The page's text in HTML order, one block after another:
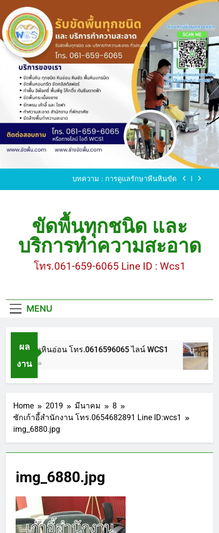
to
content
ขัดพื้นหินขัด อบต.แหลมบัวนครปฐม
ขัดพื้นหินอ่อน โทร.0616596065 ไลน์ WCS1
บทความ : การดูแลรักษาพื้นหินขัด
ขัดพื้นหินขัด อบต.แหลมบัวนครปฐม
ขัดพื้นหินอ่อน โทร.0616596065 ไลน์ WCS1
บทความ : การดูแลรักษาพื้นหินขัด
ขัดพื้นทุกชนิด และ
บริการทำความสะอาด
โทร.061-659-6065 Line ID : Wcs1
MENU
ผล
งาน
ขัดพื้นหินอ่อน โทร.0616596065 ไลน์ WCS1
1 ปี Ago
Home 2019 มีนาคม
8
ซักเก้าอี้สำนักงาน โทร.0654682891 Line ID:wcs1
img_6880.jpg
img_6880.jpg